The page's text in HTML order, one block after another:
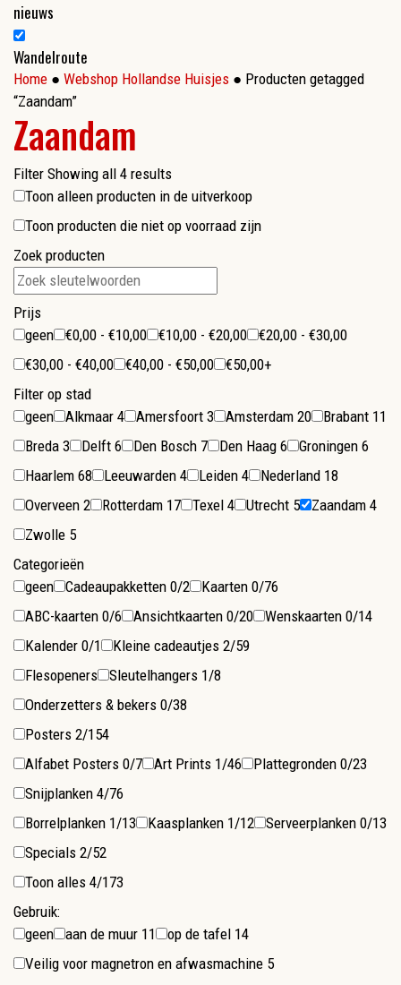
nieuws
Wandelroute
Home ● Webshop Hollandse Huisjes ● Producten getagged
“Zaandam”
Zaandam
Filter Showing all 4 results
Toon alleen producten in de uitverkoop
Toon producten die niet op voorraad zijn
Zoek producten
Prijs
geen
€0,00 - €10,00 €10,00 - €20,00
€20,00 - €30,00
€30,00 - €40,00
€40,00 - €50,00
€50,00+
Filter op stad
geen
Alkmaar 4 Amersfoort 3 Amsterdam 20 Brabant 11
Breda 3 Delft 6 Den Bosch 7 Den Haag 6 Groningen 6
Haarlem 68 Leeuwarden 4 Leiden 4 Nederland 18
Overveen 2 Rotterdam 17 Texel 4 Utrecht 5 Zaandam 4
Zwolle 5
Categorieën
geen
Cadeaupakketten 0/2 Kaarten 0/76
ABC-kaarten 0/6 Ansichtkaarten 0/20 Wenskaarten 0/14
Kalender 0/1 Kleine cadeautjes 2/59
Flesopeners
Sleutelhangers 1/8
Onderzetters & bekers 0/38
Posters 2/154
Alfabet Posters 0/7 Art Prints 1/46 Plattegronden 0/23
Snijplanken 4/76
Borrelplanken 1/13 Kaasplanken 1/12 Serveerplanken 0/13
Specials 2/52
Toon alles 4/173
Gebruik:
geen
aan de muur 11 op de tafel 14
Veilig voor magnetron en afwasmachine 5